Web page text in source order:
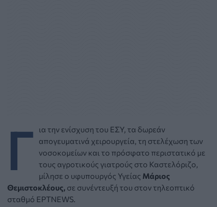
Γ
ια την ενίσχυση του ΕΣΥ, τα δωρεάν
απογευματινά χειρουργεία, τη στελέχωση των
νοσοκομείων και το πρόσφατο περιστατικό με
τους αγροτικούς γιατρούς στο Καστελόριζο,
μίλησε ο υφυπουργός Υγείας Μάριος
Θεμιστοκλέους, σε συνέντευξή του στον τηλεοπτικό
σταθμό ΕΡΤNEWS.